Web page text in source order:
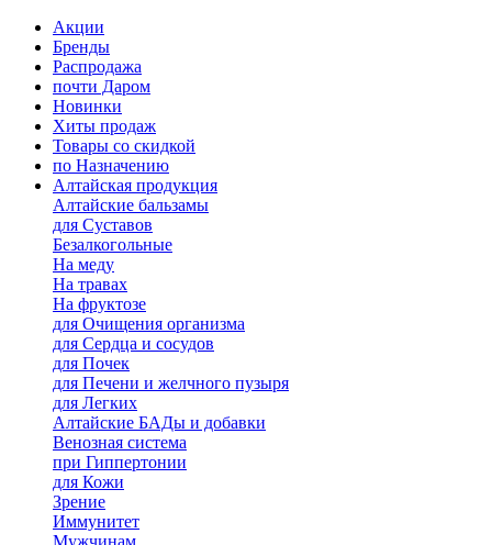
Акции
Бренды
Распродажа
почти Даром
Новинки
Хиты продаж
Товары со скидкой
по Назначению
Алтайская продукция
Алтайские бальзамы
для Суставов
Безалкогольные
На меду
На травах
На фруктозе
для Очищения организма
для Сердца и сосудов
для Почек
для Печени и желчного пузыря
для Легких
Алтайские БАДы и добавки
Венозная система
при Гиппертонии
для Кожи
Зрение
Иммунитет
Мужчинам